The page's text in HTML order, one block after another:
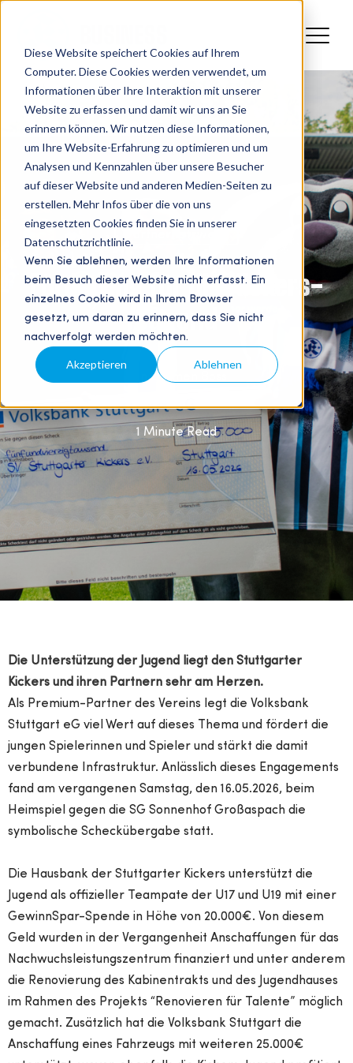
Diese Website speichert Cookies auf Ihrem
Computer. Diese Cookies werden verwendet, um
Informationen über Ihre Interaktion mit unserer
Website zu erfassen und damit wir uns an Sie
erinnern können. Wir nutzen diese Informationen,
um Ihre Website-Erfahrung zu optimieren und um
Analysen und Kennzahlen über unsere Besucher
auf dieser Website und anderen Medien-Seiten zu
erstellen. Mehr Infos über die von uns
eingesetzten Cookies finden Sie in unserer
Datenschutzrichtlinie.
Wenn Sie ablehnen, werden Ihre Informationen
beim Besuch dieser Website nicht erfasst. Ein
einzelnes Cookie wird in Ihrem Browser
gesetzt, um daran zu erinnern, dass Sie nicht
nachverfolgt werden möchten.
Akzeptieren Ablehnen
Förderung für die Kickers-
Jugend
VonCarmen Boss
20.05.26 10:51
1 Minute Read
Die Unterstützung der Jugend liegt den Stuttgarter
Kickers und ihren Partnern sehr am Herzen.
Als Premium-Partner des Vereins legt die Volksbank
Stuttgart eG viel Wert auf dieses Thema und fördert die
jungen Spielerinnen und Spieler und stärkt die damit
verbundene Infrastruktur. Anlässlich dieses Engagements
fand am vergangenen Samstag, den 16.05.2026, beim
Heimspiel gegen die SG Sonnenhof Großaspach die
symbolische Scheckübergabe statt.
Die Hausbank der Stuttgarter Kickers unterstützt die
Jugend als offizieller Teampate der U17 und U19 mit einer
GewinnSpar-Spende in Höhe von 20.000€. Von diesem
Geld wurden in der Vergangenheit Anschaffungen für das
Nachwuchsleistungszentrum finanziert und unter anderem
die Renovierung des Kabinentrakts und des Jugendhauses
im Rahmen des Projekts “Renovieren für Talente” möglich
gemacht. Zusätzlich hat die Volksbank Stuttgart die
Anschaffung eines Fahrzeugs mit weiteren 25.000€